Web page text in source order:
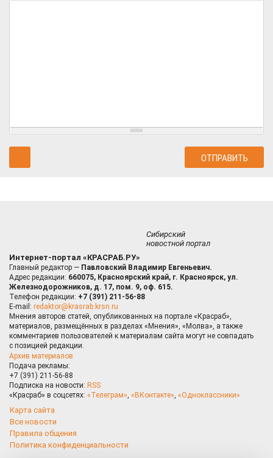
Сибирский
новостной портал
Интернет-портал «КРАСРАБ.РУ»
Главный редактор — Павловский Владимир Евгеньевич.
Адрес редакции: 660075, Красноярский край, г. Красноярск, ул.
Железнодорожников, д. 17, пом. 9, оф. 615.
Телефон редакции: +7 (391) 211-56-88
E-mail: redaktor@krasrab.krsn.ru
Мнения авторов статей, опубликованных на портале «Красраб»,
материалов, размещённых в разделах «Мнения», «Молва», а также
комментариев пользователей к материалам сайта могут не совпадать
с позицией редакции.
Архив материалов
Подача рекламы:
+7 (391) 211-56-88
Подписка на новости: RSS
«Красраб» в соцсетях: «Телеграм», «ВКонтакте», «Одноклассники»
Карта сайта
Все новости
Правила общения
Политика конфиденциальности